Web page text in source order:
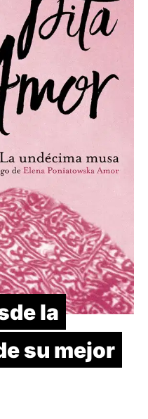
la
su mejor